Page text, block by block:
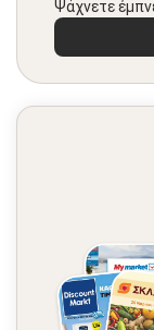
Ψάχνετε